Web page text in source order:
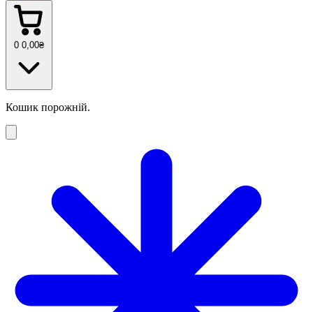
0 0 ,00₴
Кошик порожній.